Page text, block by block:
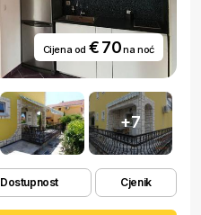
Cijena od € 70na noć
+7
Dostupnost Cjenik